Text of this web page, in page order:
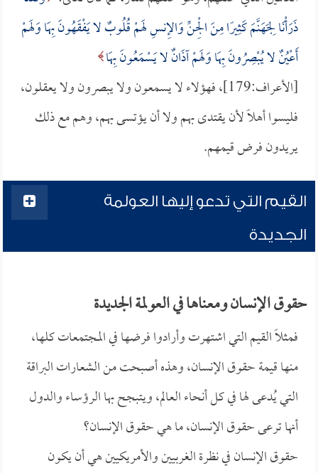
ذَرَأْنَا لِجَهَنَّمَ كَثِيرًا مِنَ الْجِنِّ وَالإِنسِ لَهمْ قُلُوبٌ لا يَفْقَهُونَ بِهَا وَلَهمْ
أَعْيُنٌ لا يُبْصِرُونَ بِهَا وَلَهمْ آذَانٌ لا يَسْمَعُونَ بِهَا
[الأعراف:179]، فهؤلاء لا يسمعون ولا يبصرون ولا يعقلون،
فليسوا أهلاً لأن يقتدى بهم ولا أن يؤتسى بهم، وهم مع ذلك
يريدون فرض قيمهم.
القيم التي تدعو إليها العولمة
الجديدة
حقوق الإنسان ومعناها في العولمة الجديدة
فمثلاً القيم التي اشتهرت وأرادوا فرضها في المجتمعات كلها،
منها قيمة حقوق الإنسان، وهذه أصبحت من الشعارات البراقة
التي يُدعى لها في كل أنحاء العالم، ويتبجح بها الرؤساء والدول
أنها ترعى حقوق الإنسان، ما هي حقوق الإنسان؟
حقوق الإنسان في نظرة الغربيين والأمريكيين هي أن يكون